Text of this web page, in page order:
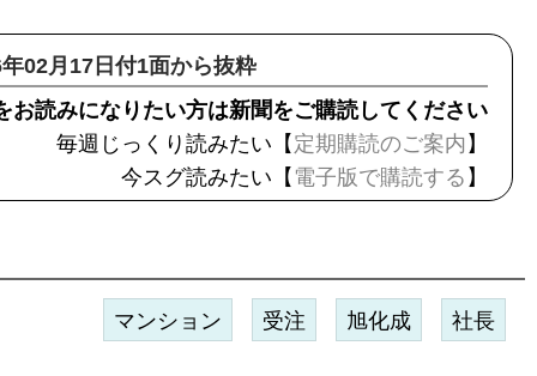
02月17日付1面から抜粋
お読みになりたい方は新聞をご購読してください
毎週じっくり読みたい【 定期購読のご案内 】
今スグ読みたい【 電子版で購読する 】
マンション 受注 旭化成 社長